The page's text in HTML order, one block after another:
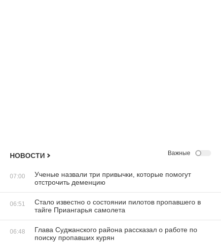
НОВОСТИ Важные
07:00
Ученые назвали три привычки, которые помогут
отстрочить деменцию
06:51
Стало известно о состоянии пилотов пропавшего в
тайге Приангарья самолета
06:48
Глава Суджанского района рассказал о работе по
поиску пропавших курян